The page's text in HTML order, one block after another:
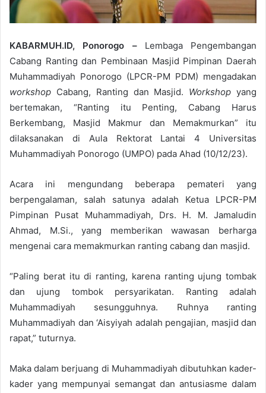
KABARMUH.ID, Ponorogo –Lembaga Pengembangan
Cabang Ranting dan Pembinaan Masjid Pimpinan Daerah
Muhammadiyah Ponorogo (LPCR-PM PDM) mengadakan
workshop Cabang, Ranting dan Masjid. Workshop yang
bertemakan, “Ranting itu Penting, Cabang Harus
Berkembang, Masjid Makmur dan Memakmurkan” itu
dilaksanakan di Aula Rektorat Lantai 4 Universitas
Muhammadiyah Ponorogo (UMPO) pada Ahad (10/12/23).
Acara ini mengundang beberapa pemateri yang
berpengalaman, salah satunya adalah Ketua LPCR-PM
Pimpinan Pusat Muhammadiyah, Drs. H. M. Jamaludin
Ahmad, M.Si., yang memberikan wawasan berharga
mengenai cara memakmurkan ranting cabang dan masjid.
“Paling berat itu di ranting, karena ranting ujung tombak
dan ujung tombok persyarikatan. Ranting adalah
Muhammadiyah sesungguhnya. Ruhnya ranting
Muhammadiyah dan ‘Aisyiyah adalah pengajian, masjid dan
rapat,” tuturnya.
Maka dalam berjuang di Muhammadiyah dibutuhkan kader-
kader yang mempunyai semangat dan antusiasme dalam